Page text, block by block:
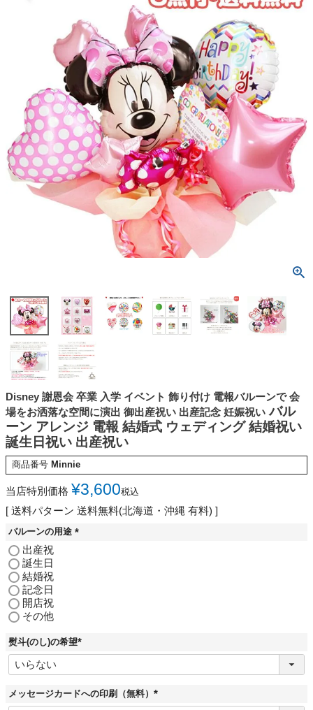
Disney 謝恩会 卒業 入学 イベント 飾り付け 電報バルーンで 会
場をお洒落な空間に演出 御出産祝い 出産記念 妊娠祝い バル
ーン アレンジ 電報 結婚式 ウェディング 結婚祝い
誕生日祝い 出産祝い
商品番号 Minnie
当店特別価格 ¥3,600税込
送料パターン 送料無料(北海道・沖縄 有料)
バルーンの用途
出産祝
誕生日
結婚祝
記念日
開店祝
その他
熨斗(のし)の希望
(
須
メッセージカードへの印刷（無料）
(